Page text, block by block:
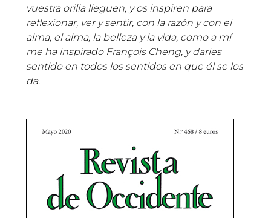
vuestra orilla lleguen, y os inspiren para
reflexionar, ver y sentir, con la razón y con el
alma, el alma, la belleza y la vida, como a mí
me ha inspirado François Cheng, y darles
sentido en todos los sentidos en que él se los
da.